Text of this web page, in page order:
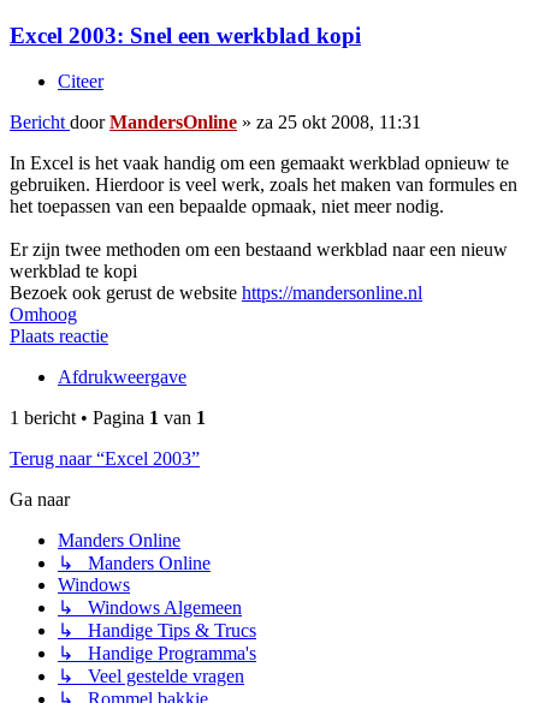
Excel 2003: Snel een werkblad kopi
Citeer
Bericht doorMandersOnline » za 25 okt 2008, 11:31
In Excel is het vaak handig om een gemaakt werkblad opnieuw te
gebruiken. Hierdoor is veel werk, zoals het maken van formules en
het toepassen van een bepaalde opmaak, niet meer nodig.
Er zijn twee methoden om een bestaand werkblad naar een nieuw
werkblad te kopi
Bezoek ook gerust de website https://mandersonline.nl
Omhoog
Plaats reactie
Afdrukweergave
1 bericht • Pagina 1 van 1
Terug naar “Excel 2003”
Ga naar
Manders Online
↳ Manders Online
Windows
↳ Windows Algemeen
↳ Handige Tips & Trucs
↳ Handige Programma's
↳ Veel gestelde vragen